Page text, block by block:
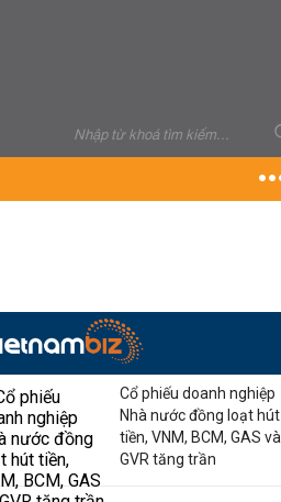
Cổ phiếu doanh nghiệp
Nhà nước đồng loạt hút
tiền, VNM, BCM, GAS và
GVR tăng trần